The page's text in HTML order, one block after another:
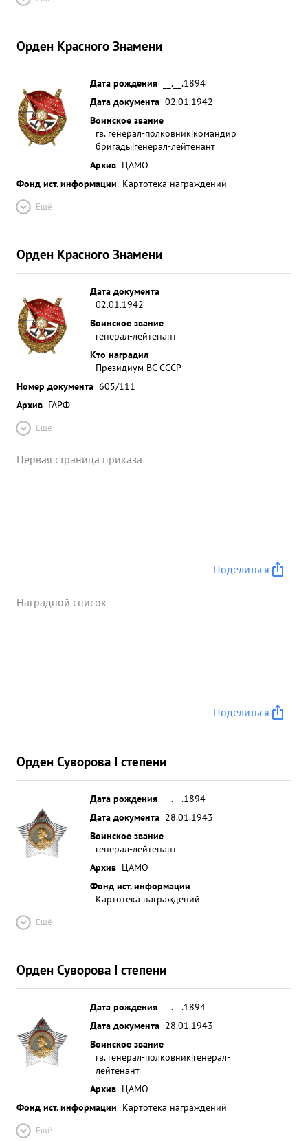
Орден Красного Знамени
Дата рождения
__.__.1894
Дата документа 02.01.1942
Воинское звание
гв. генерал-полковник|командир
бригады|генерал-лейтенант
Архив ЦАМО
Фонд ист. информации Картотека награждений
Ещё
Орден Красного Знамени
Дата документа
02.01.1942
Воинское звание
генерал-лейтенант
Кто наградил
Президиум ВС СССР
Номер документа 605/111
Архив ГАРФ
Ещё
Первая страница приказа
Поделиться
Наградной список
Поделиться
Орден Суворова I степени
Дата рождения
__.__.1894
Дата документа 28.01.1943
Воинское звание
генерал-лейтенант
Архив ЦАМО
Фонд ист. информации
Картотека награждений
Ещё
Орден Суворова I степени
Дата рождения
__.__.1894
Дата документа 28.01.1943
Воинское звание
гв. генерал-полковник|генерал-
лейтенант
Архив ЦАМО
Фонд ист. информации Картотека награждений
Ещё